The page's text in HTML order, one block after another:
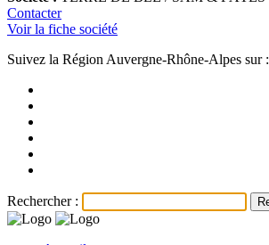
Contacter
Voir la fiche société
Suivez la Région Auvergne-Rhône-Alpes sur :
Rechercher :